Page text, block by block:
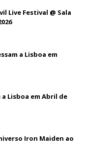
Live Festival @ Sala
a Lisboa em
Lisboa em Abril de
Iron Maiden ao